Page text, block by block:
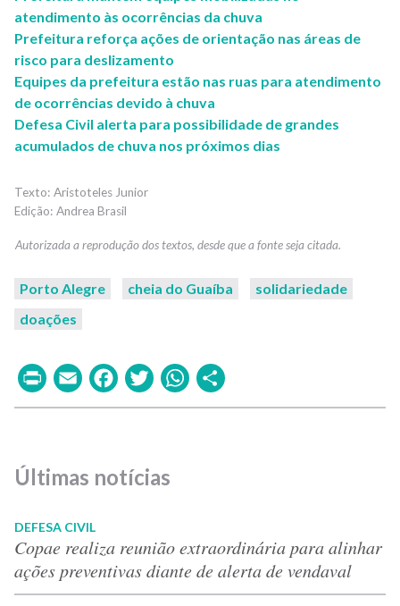
atendimento às ocorrências da chuva
Prefeitura reforça ações de orientação nas áreas de
risco para deslizamento
Equipes da prefeitura estão nas ruas para atendimento
de ocorrências devido à chuva
Defesa Civil alerta para possibilidade de grandes
acumulados de chuva nos próximos dias
Aristoteles Junior
Andrea Brasil
Porto Alegre cheia do Guaíba
solidariedade
doações
PrintEmailFacebook
TwitterWhatsApp
Últimas notícias
DEFESA CIVIL
Copae realiza reunião extraordinária para alinhar
ações preventivas diante de alerta de vendaval